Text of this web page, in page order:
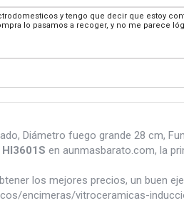
y tengo que decir que estoy
lo pasamos a recoger, y no me parece
Diámetro fuego grande 28 cm,
en aunmasbarato.com, la
los mejores precios, un buen
encimeras/vitroceramicas-